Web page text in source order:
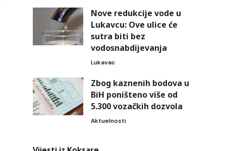
Nove redukcije vode u
Lukavcu: Ove ulice će
sutra biti bez
vodosnabdijevanja
Lukavac
Zbog kaznenih bodova u
BiH poništeno više od
5.300 vozačkih dozvola
Aktuelnosti